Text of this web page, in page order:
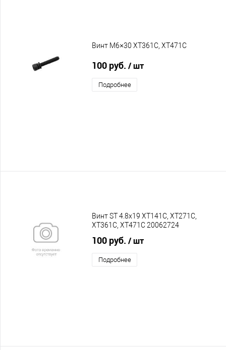
Винт M6×30 XT361C, XT471C
100 руб. / шт
Подробнее
Винт ST 4.8x19 XT141C, XT271C,
XT361C, XT471C 20062724
100 руб. / шт
Подробнее